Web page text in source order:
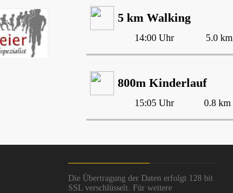
5 km Walking
14:00 Uhr 5.0 km
800m Kinderlauf
15:05 Uhr 0.8 km
Die Übertragung der Daten erfolgt 128 bit
SSL verschlüsselt. Für weitere